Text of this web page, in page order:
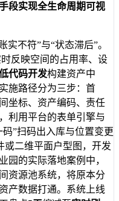
段实现全生命周期可视
不符”与“状态滞后”。
反映空间的占用率、设
代码开发构建资产中
施路径分为三步：首
坐标、资产编码、责任
利用平台的表单引擎与
”扫码出入库与位置变更
或二维平面户型图，开发
园的实际落地案例中，
资源池系统，将原本分
产数据打通。系统上线